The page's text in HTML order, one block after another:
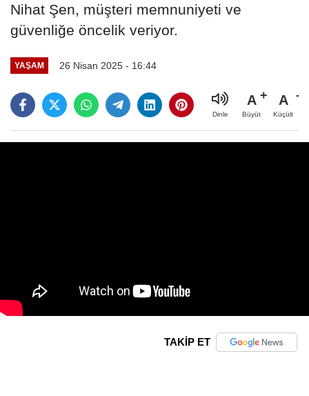
Nihat Şen, müşteri memnuniyeti ve
güvenliğe öncelik veriyor.
YAŞAM 26 Nisan 2025 - 16:44
Dinle
A
Büyüt
A
Küçült
TAKİP ET